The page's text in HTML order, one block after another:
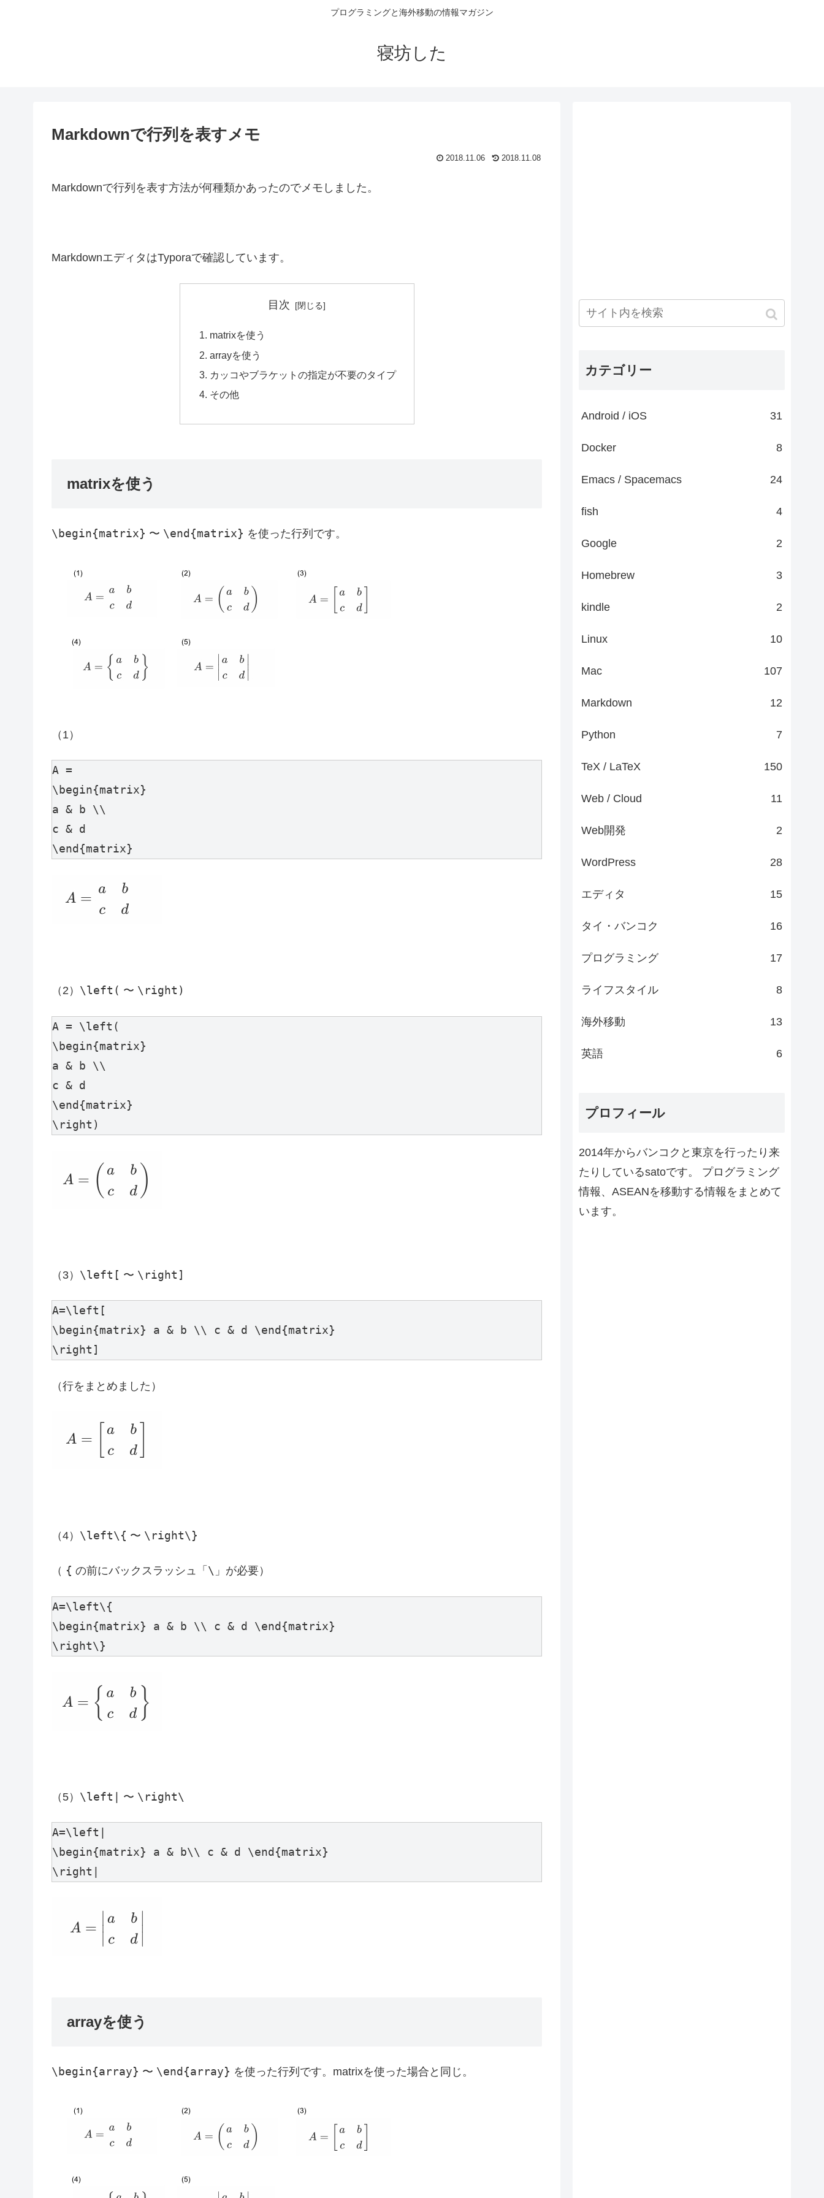
プログラミングと海外移動の情報マガジン
寝坊した
Markdownで行列を表すメモ
2018.11.08
2018.11.06
Markdownで行列を表す方法が何種類かあったのでメモしました。
MarkdownエディタはTyporaで確認しています。
目次
matrixを使う
arrayを使う
カッコやブラケットの指定が不要のタイプ
その他
matrixを使う
\begin{matrix} 〜 \end{matrix} を使った行列です。
（1）
A =
\begin{matrix}
a & b \\
c & d
\end{matrix}
（2） \left( 〜 \right)
A = \left(
\begin{matrix}
a & b \\
c & d
\end{matrix}
\right)
（3） \left[ 〜 \right]
A=\left[
\begin{matrix} a & b \\ c & d \end{matrix}
\right]
（行をまとめました）
（4） \left\{ 〜 \right\}
（ { の前にバックスラッシュ「 \ 」が必要）
A=\left\{
\begin{matrix} a & b \\ c & d \end{matrix}
\right\}
（5） \left| 〜 \right\
A=\left|
\begin{matrix} a & b\\ c & d \end{matrix}
\right|
arrayを使う
\begin{array} 〜 \end{array} を使った行列です。matrixを使った場合と同じ。
カテゴリー
Android / iOS 31
Docker 8
Emacs / Spacemacs 24
fish 4
Google 2
Homebrew 3
kindle 2
Linux 10
Mac 107
Markdown 12
Python 7
TeX / LaTeX 150
Web / Cloud 11
Web開発 2
WordPress 28
エディタ 15
タイ・バンコク 16
プログラミング 17
ライフスタイル 8
海外移動 13
英語 6
プロフィール
2014年からバンコクと東京を行ったり来
たりしているsatoです。 プログラミング
情報、ASEANを移動する情報をまとめて
います。